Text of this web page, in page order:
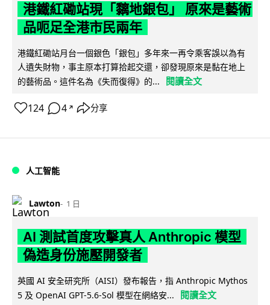
港鐵紅磡站現「黐地銀包」 原來是藝術
品呃足全港市民兩年
港鐵紅磡站月台一個銀色「銀包」多年來一再令乘客誤以為有
人遺失財物，事主原本打算拾起交還，卻發現原來是黏在地上
的藝術品。這件名為《失而復得》的...
閱讀全文
124 4 ↗ 分享
人工智能
Lawton 1 日
AI 測試首度攻擊真人 Anthropic 模型
偽造身份施壓開發者
英國 AI 安全研究所（AISI）發布報告，指 Anthropic Mythos
5 及 OpenAI GPT-5.6-Sol 模型在網絡安...
閱讀全文